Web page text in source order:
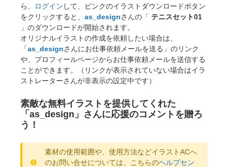
ら、
ログイン して、ピンクのイラストダウンロードボタン
をクリックすると、 as_designさんの「 テニスセット01
」のダウンロードが開始されます。
オリジナルイラストの作成を依頼したい場合は、
「as_designさんにお仕事依頼メールを送る」のリンク
や、プロフィールページからお仕事依頼メールを送信する
ことができます。（リンクが表示されていない場合はイラ
ストレーターさんが非表示の設定中です）
素敵な無料イラストを提供してくれた
「as_design」さんに応援のコメントを贈ろ
う！
素材の使用範囲や、使用方法などイラストACへ
のお問い合せについては、こちらのヘルプセン